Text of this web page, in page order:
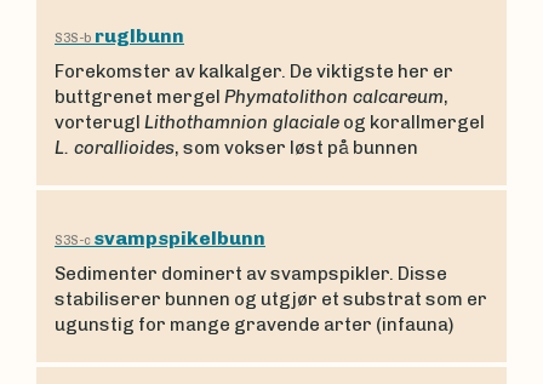
S3S-b ruglbunn
Forekomster av kalkalger. De viktigste her er
buttgrenet mergel Phymatolithon calcareum,
vorterugl Lithothamnion glaciale og korallmergel
L. corallioides, som vokser løst på bunnen
S3S-c svampspikelbunn
Sedimenter dominert av svampspikler. Disse
stabiliserer bunnen og utgjør et substrat som er
ugunstig for mange gravende arter (infauna)